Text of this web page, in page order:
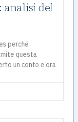
analisi del
perché
questa
un conto e ora